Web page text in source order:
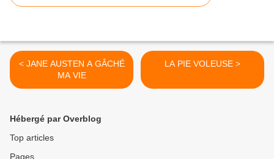
< JANE AUSTEN A GÂCHÉ
MA VIE
LA PIE VOLEUSE >
Hébergé par Overblog
Top articles
Pages